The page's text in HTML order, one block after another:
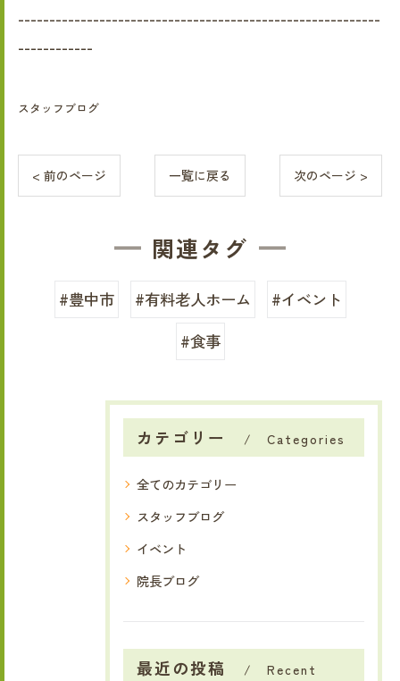
----------------------------------------------------------
------------
スタッフブログ
< 前のページ 一覧に戻る 次のページ >
関連タグ
#豊中市 #有料老人ホーム
#イベント
#食事
カテゴリー Categories
全てのカテゴリー
スタッフブログ
イベント
院長ブログ
最近の投稿
Recent